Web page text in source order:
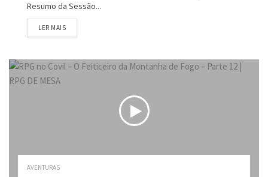
Resumo da Sessão...
LER MAISDETAILS
AVENTURAS